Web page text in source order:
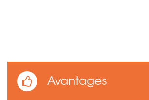
Avantages